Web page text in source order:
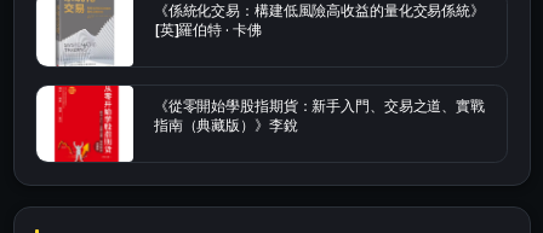
《係統化交易：構建低風險高收益的量化交易係統》
[英]羅伯特 · 卡佛
《從零開始學股指期貨：新手入門、交易之道、實戰
指南（典藏版）》李銳